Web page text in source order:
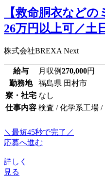
【救命胴衣など
26万円以上可／土
株式会社BREXA Next
給与 月収例270,000円
勤務地
福島県 田村市
寮・社宅 なし
仕事内容 検査 / 化学系工場 /
＼最短45秒で完了／
応募へ進む
詳しく
見る